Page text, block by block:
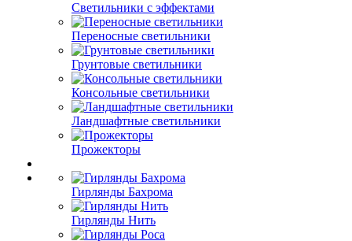
Светильники с эффектами
Переносные светильники
Грунтовые светильники
Консольные светильники
Ландшафтные светильники
Прожекторы
Гирлянды Бахрома
Гирлянды Нить